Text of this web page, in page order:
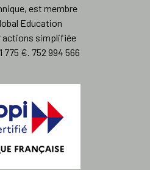
est membre
Education
actions simplifiée
775 €. 752 994 566